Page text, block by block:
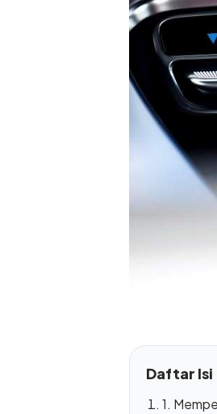
Daftar Isi
1.